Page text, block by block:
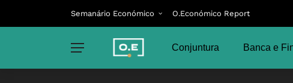
Semanário Económico O.Económico Report
Conjuntura Banca e